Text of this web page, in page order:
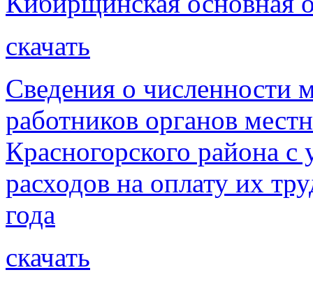
скачать
Сведения о
работников органов
Красногорского района с
расходов на оплату их
года
скачать